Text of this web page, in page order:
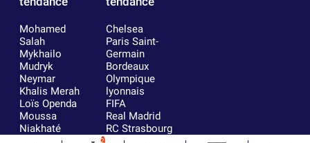
Mohamed
Salah
Mykhailo
Mudryk
Neymar
Khalis Merah
Loïs Openda
Moussa
Niakhaté
Chelsea
Paris Saint-
Germain
Bordeaux
Olympique
lyonnais
FIFA
Real Madrid
RC Strasbourg
2